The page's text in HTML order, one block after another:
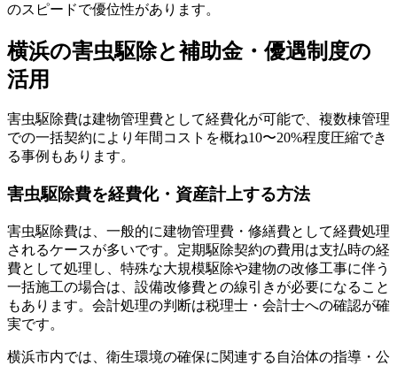
のスピードで優位性があります。
横浜の害虫駆除と補助金・優遇制度の
活用
害虫駆除費は建物管理費として経費化が可能で、複数棟管理
での一括契約により年間コストを概ね10〜20%程度圧縮でき
る事例もあります。
害虫駆除費を経費化・資産計上する方法
害虫駆除費は、一般的に建物管理費・修繕費として経費処理
されるケースが多いです。定期駆除契約の費用は支払時の経
費として処理し、特殊な大規模駆除や建物の改修工事に伴う
一括施工の場合は、設備改修費との線引きが必要になること
もあります。会計処理の判断は税理士・会計士への確認が確
実です。
横浜市内では、衛生環境の確保に関連する自治体の指導・公